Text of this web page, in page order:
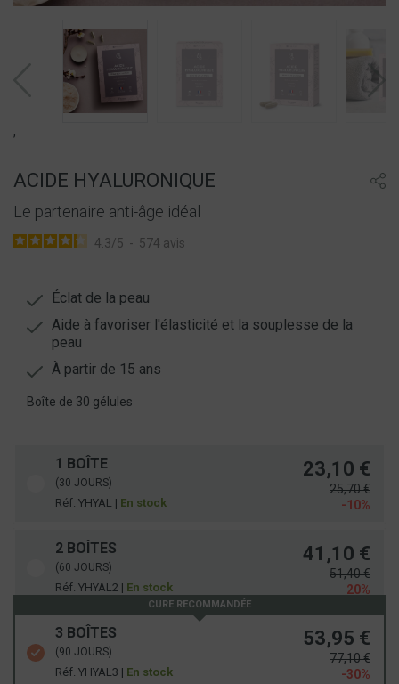
ACIDE HYALURONIQUE
Le partenaire anti-âge idéal
4.3/5 - 574 avis
Éclat de la peau
Aide à favoriser l'élasticité et la souplesse de la
peau
À partir de 15 ans
Boîte de 30 gélules
1 BOÎTE
(30 JOURS)
Réf. YHYAL | En stock
23,10 €
25,70 €
-10%
2 BOÎTES
(60 JOURS)
Réf. YHYAL2 | En stock
41,10 €
51,40 €
20%
CURE RECOMMANDÉE
3 BOÎTES
(90 JOURS)
Réf. YHYAL3 | En stock
53,95 €
77,10 €
-30%
,